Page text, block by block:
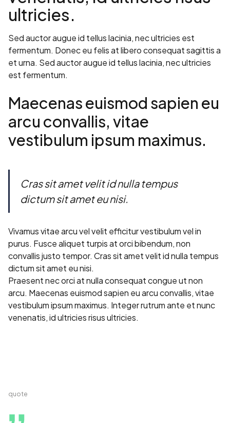
ultricies.
Sed auctor augue id tellus lacinia, nec ultricies est
fermentum. Donec eu felis at libero consequat sagittis a
et urna. Sed auctor augue id tellus lacinia, nec ultricies
est fermentum.
Maecenas euismod sapien eu
arcu convallis, vitae
vestibulum ipsum maximus.
Cras sit amet velit id nulla tempus
dictum sit amet eu nisi.
Vivamus vitae arcu vel velit efficitur vestibulum vel in
purus. Fusce aliquet turpis at orci bibendum, non
convallis justo tempor. Cras sit amet velit id nulla tempus
dictum sit amet eu nisi.
Praesent nec orci at nulla consequat congue ut non
arcu. Maecenas euismod sapien eu arcu convallis, vitae
vestibulum ipsum maximus. Integer rutrum ante et nunc
venenatis, id ultricies risus ultricies.
quote